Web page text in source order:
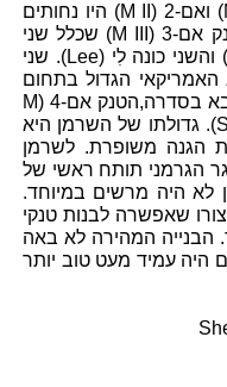
מסדרת אֶם (M). הטנקים אם-1 (M I) ואם-2 (M II) היו נחותים
וחסרי משמעות. אחריהם פותח הטנק אם-3 (M III) שכלל שני
דגמים, האחד כונה סְטוּאַרְט (Sturat) והשני כונה לִי (Lee). שני
האמריקאי הגדול בתחום
הטנקים בא עם הופעתו של הטנק הבא בסדרה,הטנק אם-4 (M
IV). טנק זה כונה גם שֶרְמַן (Sherman). גדולתו של השרמן היא
הגנה משופרת. לשרמן
שלטייגר הגרמני תותח ראשי של
לא היה מרשים במיוחד.
שאפשרה לבנות טנקי
הבנייה המהירה לא באה
היה עמיד מעט טוב יותר